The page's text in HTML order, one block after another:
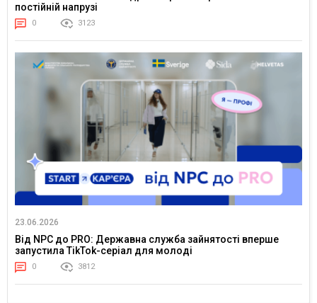
постійній напрузі
0 3123
23.06.2026
Від NPC до PRO: Державна служба зайнятості вперше
запустила TikTok-серіал для молоді
0 3812